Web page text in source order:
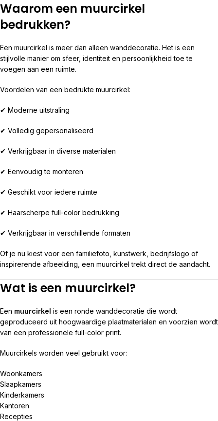
Waarom een muurcirkel
bedrukken?
Een muurcirkel is meer dan alleen wanddecoratie. Het is een
stijlvolle manier om sfeer, identiteit en persoonlijkheid toe te
voegen aan een ruimte.
Voordelen van een bedrukte muurcirkel:
✔ Moderne uitstraling
✔ Volledig gepersonaliseerd
✔ Verkrijgbaar in diverse materialen
✔ Eenvoudig te monteren
✔ Geschikt voor iedere ruimte
✔ Haarscherpe full-color bedrukking
✔ Verkrijgbaar in verschillende formaten
Of je nu kiest voor een familiefoto, kunstwerk, bedrijfslogo of
inspirerende afbeelding, een muurcirkel trekt direct de aandacht.
Wat is een muurcirkel?
Een muurcirkel is een ronde wanddecoratie die wordt
geproduceerd uit hoogwaardige plaatmaterialen en voorzien wordt
van een professionele full-color print.
Muurcirkels worden veel gebruikt voor:
Woonkamers
Slaapkamers
Kinderkamers
Kantoren
Recepties